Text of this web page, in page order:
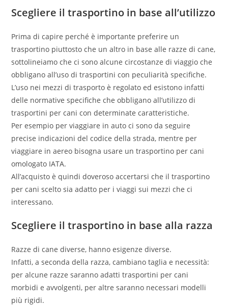
Scegliere il trasportino in base all’utilizzo
Prima di capire perché è importante preferire un
trasportino piuttosto che un altro in base alle razze di cane,
sottolineiamo che ci sono alcune circostanze di viaggio che
obbligano all’uso di trasportini con peculiarità specifiche.
L’uso nei mezzi di trasporto è regolato ed esistono infatti
delle normative specifiche che obbligano all’utilizzo di
trasportini per cani con determinate caratteristiche.
Per esempio per viaggiare in auto ci sono da seguire
precise indicazioni del codice della strada, mentre per
viaggiare in aereo bisogna usare un trasportino per cani
omologato IATA.
All’acquisto è quindi doveroso accertarsi che il trasportino
per cani scelto sia adatto per i viaggi sui mezzi che ci
interessano.
Scegliere il trasportino in base alla razza
Razze di cane diverse, hanno esigenze diverse.
Infatti, a seconda della razza, cambiano taglia e necessità:
per alcune razze saranno adatti trasportini per cani
morbidi e avvolgenti, per altre saranno necessari modelli
più rigidi.